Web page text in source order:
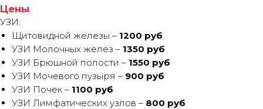
Цены
УЗИ:
Щитовидной железы – 1200 руб
УЗИ Молочных желез – 1350 руб
УЗИ Брюшной полости – 1550 руб
УЗИ Мочевого пузыря – 900 руб
УЗИ Почек – 1100 руб
⁠УЗИ Лимфатических узлов – 800 руб